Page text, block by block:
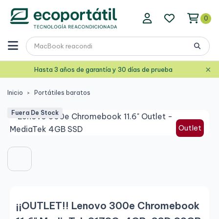
0
Hasta 3 años de garantía y 30 días de prueba ×
Inicio Portátiles baratos
Outlet
Fuera De Stock
¡¡OUTLET!! Lenovo 300e Chromebook